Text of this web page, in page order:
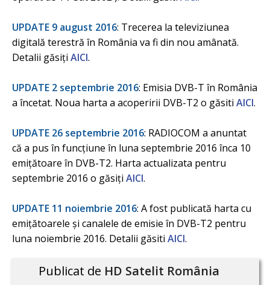
UPDATE 9 august 2016: Trecerea la televiziunea
digitală terestră în România va fi din nou amânată.
Detalii găsiți AICI.
UPDATE 2 septembrie 2016: Emisia DVB-T în România
a încetat. Noua harta a acoperirii DVB-T2 o găsiti AICI.
UPDATE 26 septembrie 2016: RADIOCOM a anuntat
că a pus în funcțiune în luna septembrie 2016 înca 10
emițătoare în DVB-T2. Harta actualizata pentru
septembrie 2016 o găsiți AICI.
UPDATE 11 noiembrie 2016: A fost publicată harta cu
emițătoarele și canalele de emisie în DVB-T2 pentru
luna noiembrie 2016. Detalii găsiti AICI.
Publicat de HD Satelit România